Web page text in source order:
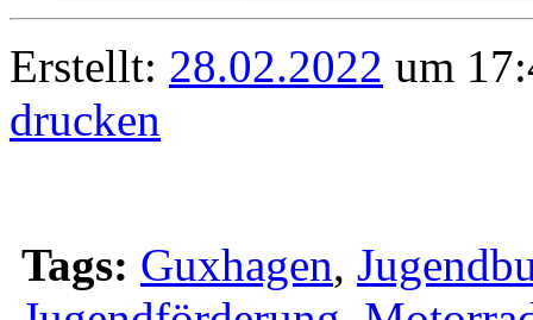
Erstellt: 28.02.2022 um
drucken
Tags: Guxhagen,